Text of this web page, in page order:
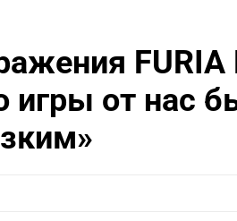
FURIA
игры от нас